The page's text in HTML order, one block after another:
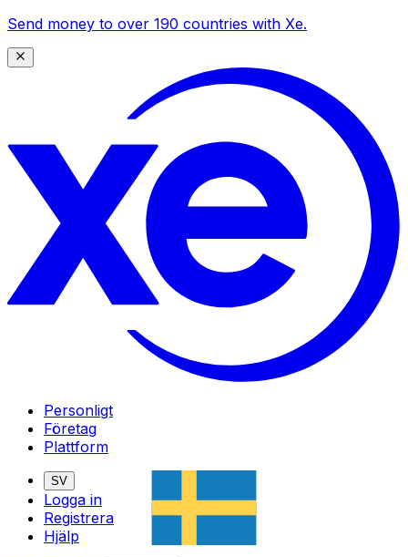
Send money to over 190 countries with Xe.
Personligt
Företag
Plattform
SV
Logga in
Registrera
Hjälp